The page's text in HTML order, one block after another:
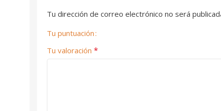
Tu dirección de correo electrónico no será
Tu puntuación
Tu valoración *